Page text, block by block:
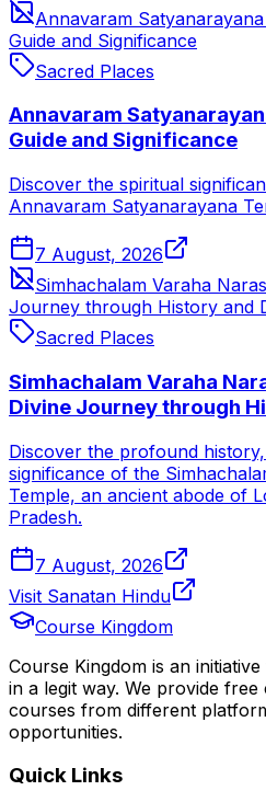
Annavaram
Guide and Significance
Sacred Places
Annavaram
Guide and Significance
Discover the spiritual
Annavaram Satyanarayana
7 August, 2026
Simhachalam Varaha
Journey through History and
Sacred Places
Simhachalam Varaha
Divine Journey through
Discover the profound
significance of the
Temple, an ancient abode of
Pradesh.
7 August, 2026
Visit Sanatan Hindu
Course Kingdom
Course Kingdom is an
in a legit way. We provide
courses from different
opportunities.
Quick Links